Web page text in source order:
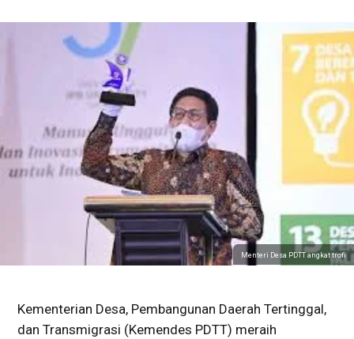
Menteri Desa PDTT angkat trofi
Kementerian Desa, Pembangunan Daerah Tertinggal,
dan Transmigrasi (Kemendes PDTT) meraih